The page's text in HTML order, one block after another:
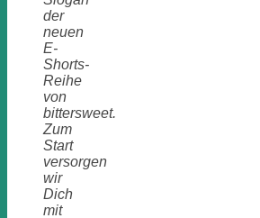
der
neuen
E-
Shorts-
Reihe
von
bittersweet.
Zum
Start
versorgen
wir
Dich
mit